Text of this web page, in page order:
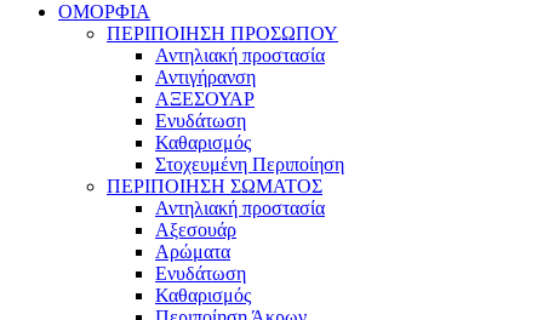
ΟΜΟΡΦΙΑ
ΠΕΡΙΠΟΙΗΣΗ ΠΡΟΣΩΠΟΥ
Αντηλιακή προστασία
Αντιγήρανση
ΑΞΕΣΟΥΑΡ
Ενυδάτωση
Καθαρισμός
Στοχευμένη Περιποίηση
ΠΕΡΙΠΟΙΗΣΗ ΣΩΜΑΤΟΣ
Αντηλιακή προστασία
Αξεσουάρ
Αρώματα
Ενυδάτωση
Καθαρισμός